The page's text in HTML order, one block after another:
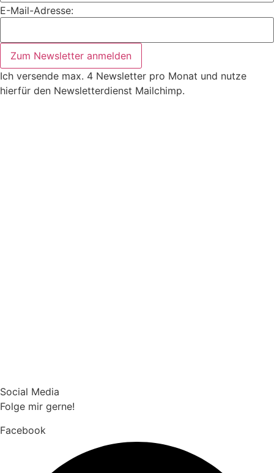
E-Mail-Adresse:
Zum Newsletter anmelden
Ich versende max. 4 Newsletter pro Monat und nutze
hierfür den Newsletterdienst Mailchimp.
Social Media
Folge mir gerne!
Facebook